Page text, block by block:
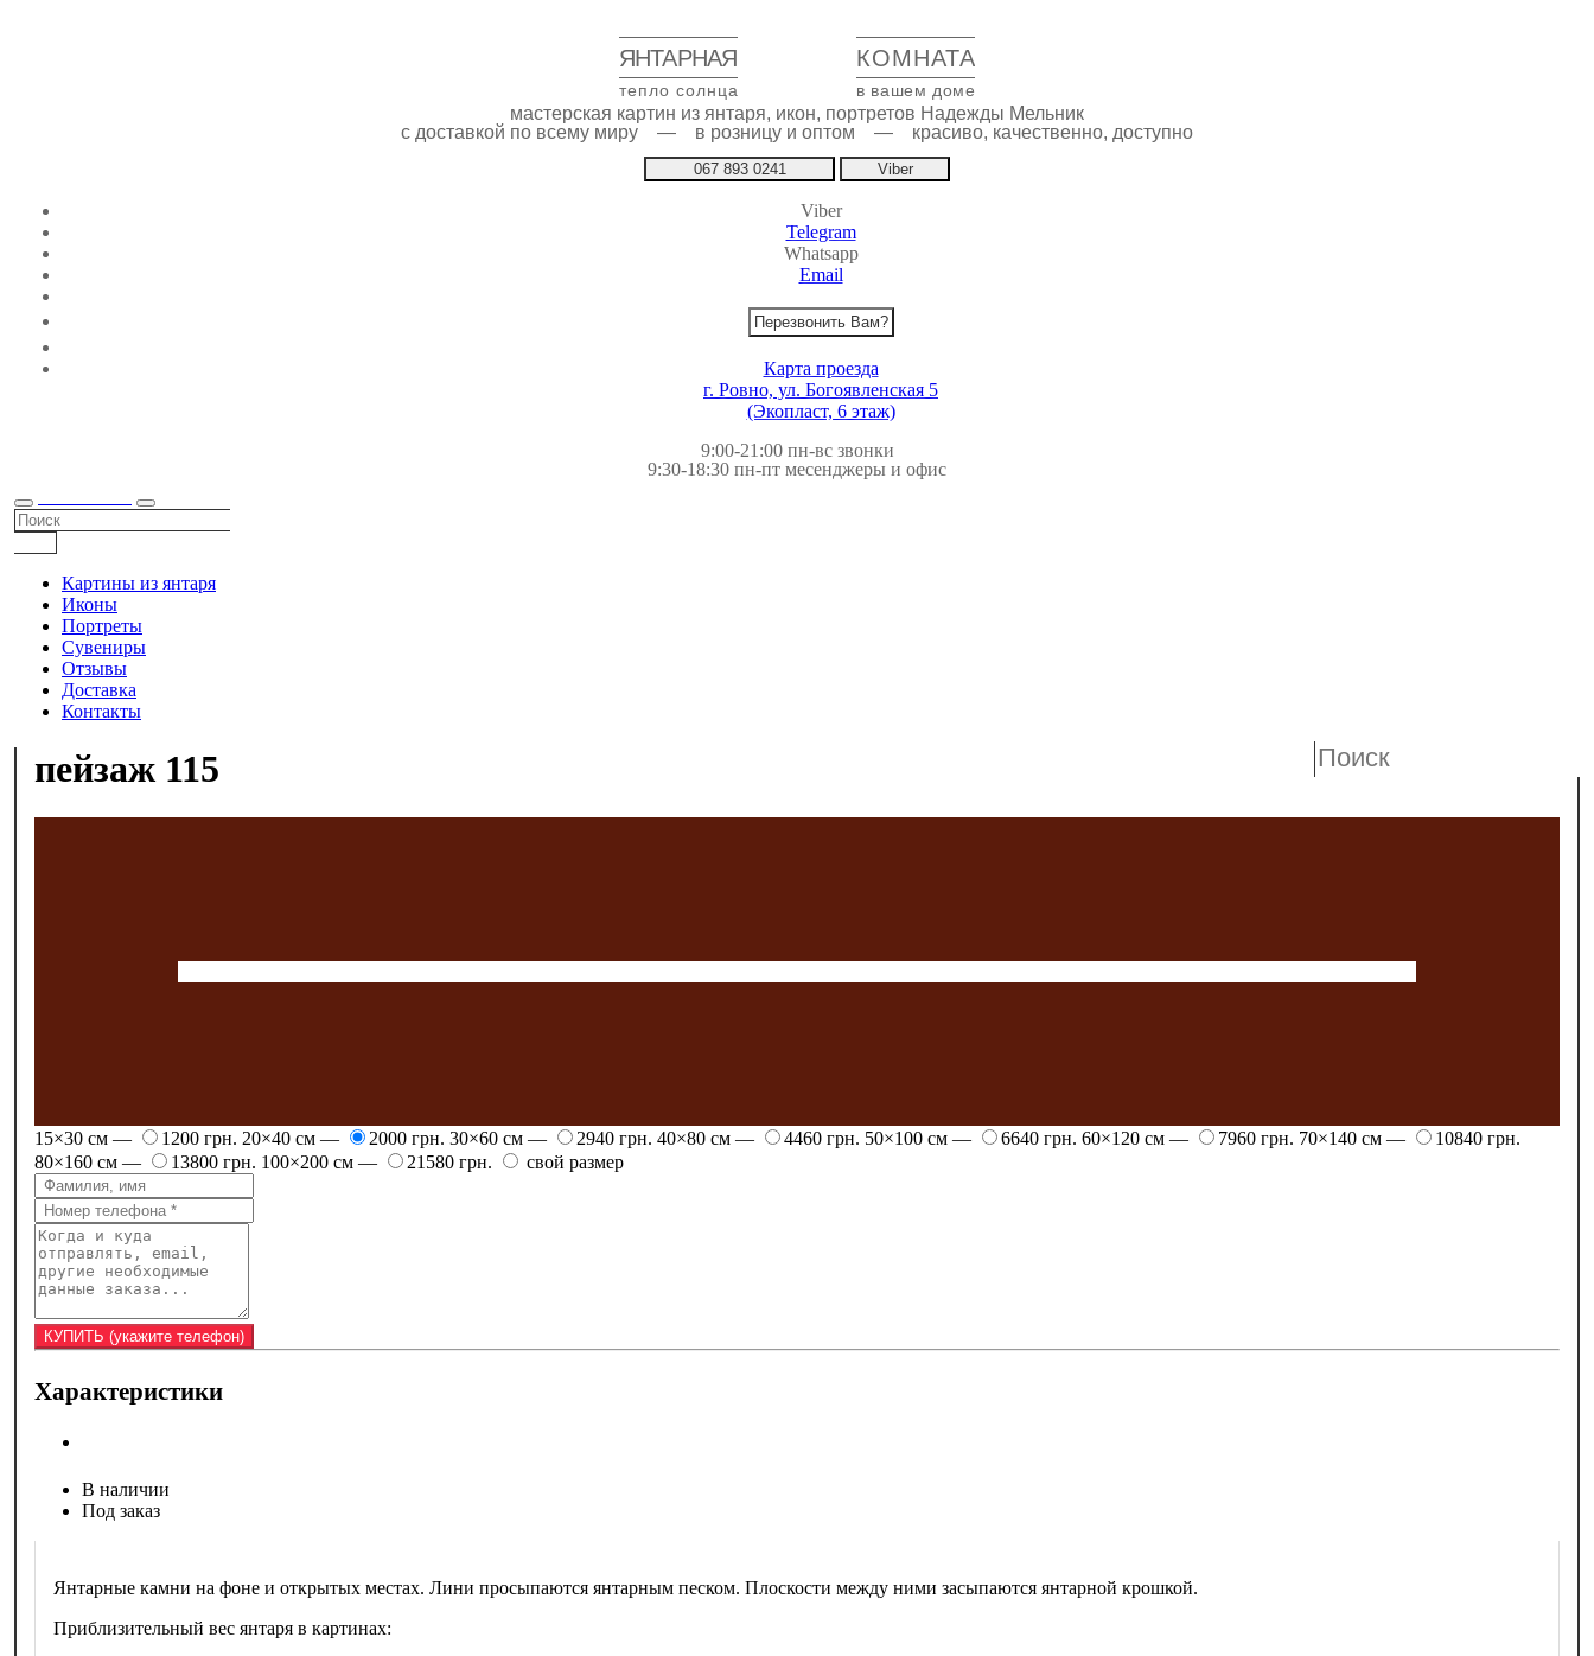
ЯНТАРНАЯ КОМНАТА
тепло солнца в вашем доме
мастерская картин из янтаря, икон, портретов Надежды Мельник
с доставкой по всему миру — в розницу и оптом — красиво, качественно, доступно
067 893 0241 Viber
Viber
Telegram
Whatsapp
Email
Перезвонить Вам?
Карта проезда
г. Ровно, ул. Богоявленская 5
(Экопласт, 6 этаж)
9:00-21:00 пн-вс звонки
9:30-18:30 пн-пт месенджеры и офис
Картины из янтаря
Иконы
Портреты
Сувениры
Отзывы
Доставка
Контакты
пейзаж 115
15×30 см — 1200 грн. 20×40 см — 2000 грн. 30×60 см — 2940 грн. 40×80 см — 4460 грн. 50×100 см — 6640 грн. 60×120 см — 7960 грн. 70×140 см —
10840 грн.
80×160 см —
13800 грн. 100×200 см — 21580 грн. свой размер
Характеристики
В наличии
Под заказ
Янтарные камни на фоне и открытых местах. Лини просыпаются янтарным песком. Плоскости между ними засыпаются янтарной крошкой.
Приблизительный вес янтаря в картинах: